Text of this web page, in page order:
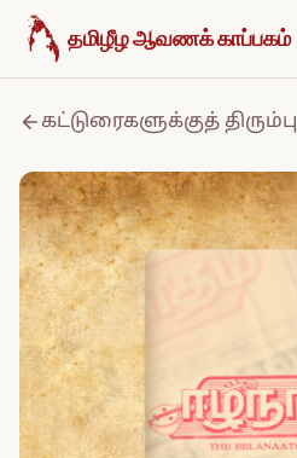
உள்ளடக்கத்திற்குச் செல்க
தமிழீழ ஆவணக் காப்பகம்
கட்டுரைகளுக்குத் திரும்பு